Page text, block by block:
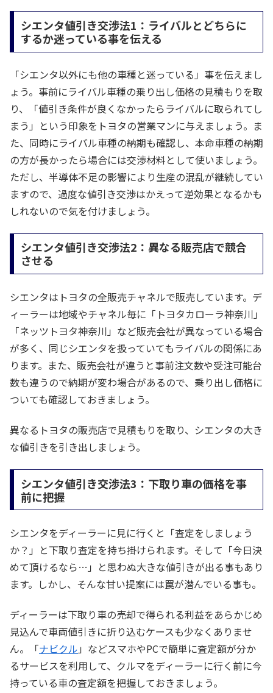
シエンタ値引き交渉法1：ライバルとどちらに
するか迷っている事を伝える
「シエンタ以外にも他の車種と迷っている」事を伝えまし
ょう。事前にライバル車種の乗り出し価格の見積もりを取
り、「値引き条件が良くなかったらライバルに取られてし
まう」という印象をトヨタの営業マンに与えましょう。ま
た、同時にライバル車種の納期も確認し、本命車種の納期
の方が長かったら場合には交渉材料として使いましょう。
ただし、半導体不足の影響により生産の混乱が継続してい
ますので、過度な値引き交渉はかえって逆効果となるかも
しれないので気を付けましょう。
シエンタ値引き交渉法2：異なる販売店で競合
させる
シエンタはトヨタの全販売チャネルで販売しています。デ
ィーラーは地域やチャネル毎に「トヨタカローラ神奈川」
「ネッツトヨタ神奈川」など販売会社が異なっている場合
が多く、同じシエンタを扱っていてもライバルの関係にあ
ります。また、販売会社が違うと事前注文数や受注可能台
数も違うので納期が変わ場合があるので、乗り出し価格に
ついても確認しておきましょう。
異なるトヨタの販売店で見積もりを取り、シエンタの大き
な値引きを引き出しましょう。
シエンタ値引き交渉法3：下取り車の価格を事
前に把握
シエンタをディーラーに見に行くと「査定をしましょう
か？」と下取り査定を持ち掛けられます。そして「今日決
めて頂けるなら…」と思わぬ大きな値引きが出る事もあり
ます。しかし、そんな甘い提案には罠が潜んでいる事も。
ディーラーは下取り車の売却で得られる利益をあらかじめ
見込んで車両値引きに折り込むケースも少なくありませ
ん。「ナビクル 」などスマホやPCで簡単に査定額が分か
るサービスを利用して、クルマをディーラーに行く前に今
持っている車の査定額を把握しておきましょう。